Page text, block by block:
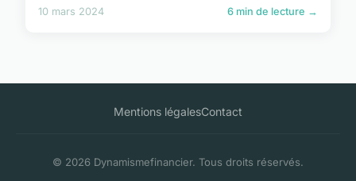
10 mars 2024 6 min de lecture →
Mentions légalesContact
© 2026 Dynamismefinancier. Tous droits réservés.